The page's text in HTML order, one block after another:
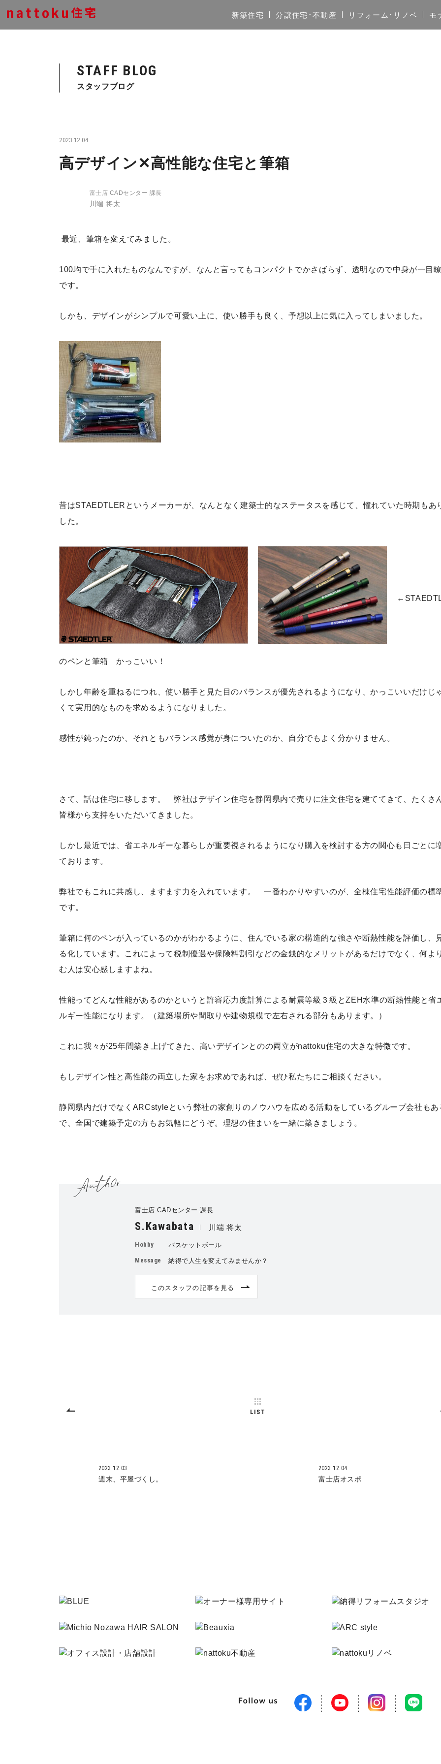
新築住宅 分譲住宅･不動産 リフォーム･リノベ モ
STAFF BLOG
スタッフブログ
2023.12.04
高デザイン✕高性能な住宅と筆箱
富士店 CADセンター 課長
川端 将太
​​ 最近、筆箱を変えてみました。
100均で手に入れたものなんですが、なんと言ってもコンパクトでかさばらず、透明なので中身が一目
です。
しかも、デザインがシンプルで可愛い上に、使い勝手も良く、予想以上に気に入ってしまいました。
昔はSTAEDTLERというメーカーが、なんとなく建築士的なステータスを感じて、憧れていた時期もあ
した。
のペンと筆箱 かっこいい！
しかし年齢を重ねるにつれ、使い勝手と見た目のバランスが優先されるようになり、かっこいいだけじ
くて実用的なものを求めるようになりました。
感性が鈍ったのか、それともバランス感覚が身についたのか、自分でもよく分かりません。
さて、話は住宅に移します。 弊社はデザイン住宅を静岡県内で売りに注文住宅を建ててきて、たくさ
皆様から支持をいただいてきました。
しかし最近では、省エネルギーな暮らしが重要視されるようになり購入を検討する方の関心も日ごとに
ております。
弊社でもこれに共感し、ますます力を入れています。 一番わかりやすいのが、全棟住宅性能評価の標
です。
筆箱に何のペンが入っているのかがわかるように、住んでいる家の構造的な強さや断熱性能を評価し、
る化しています。これによって税制優遇や保険料割引などの金銭的なメリットがあるだけでなく、何よ
む人は安心感しますよね。
性能ってどんな性能があるのかというと許容応力度計算による耐震等級３級とZEH水準の断熱性能と省
ルギー性能になります。
（建築場所や間取りや建物規模で左右される部分もあります。）
これに我々が25年間築き上げてきた、高いデザインとのの両立がnattoku住宅の大きな特徴です。
もしデザイン性と高性能の両立した家をお求めであれば、ぜひ私たちにご相談ください。
静岡県内だけでなくARCstyleという弊社の家創りのノウハウを広める活動をしているグループ会社もあ
で、全国で建築予定の方もお気軽にどうぞ。理想の住まいを一緒に築きましょう。
富士店 CADセンター 課長
S.Kawabata 川端 将太
Hobby バスケットボール
Message 納得で人生を変えてみませんか？
このスタッフの記事を見る
2023.12.03
週末、平屋づくし。
LIST
2023.12.04
富士店オスポ